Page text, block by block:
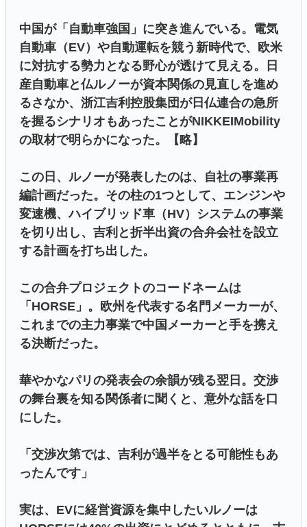
中国が「自動車強国」に突き進んでいる。電気
自動車（EV）や自動運転を競う新時代で、欧米
に対抗する勢力となる野心が透けて見える。日
産自動車と仏ルノーが資本関係の見直しを進め
るさなか、浙江吉利控股集団が日仏連合の急所
を握るシナリオもあったことがNIKKEIMobility
の取材で明らかになった。【略】
この日、ルノーが発表したのは、自社の事業再
編計画だった。その柱の1つとして、エンジンや
変速機、ハイブリッド車（HV）システムの事業
を切り出し、吉利と折半出資の合弁会社を設立
する計画を打ち出した。
この合弁プロジェクトのコードネームは
「HORSE」。欧州を代表する名門メーカーが、
これまでの主力事業で中国メーカーと手を携え
る決断だった。
華やかなパリの発表会の余韻が残る翌日。交渉
の舞台裏を知る関係者に聞くと、意外な話を口
にした。
「交渉次第では、吉利が過半をとる可能性もあ
ったんです」
実は、EVに経営資源を集中したいルノーは